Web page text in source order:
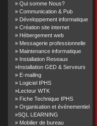
» Qui somme Nous?
» Communication & Pub
» Développement informatique
» Création site internet
» Hébergement web
» Messagerie professionnelle
» Maintenance informatique
» Installation Reseaux
»Installation GED & Serveurs
» E-mailing
» Logiciel IPHS
»Lecteur WTK
» Fiche Technique IPHS
» Organisation et événementiel
»SQL LEARNING
» Mobilier de bureau